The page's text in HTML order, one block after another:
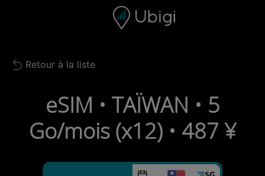
Barre de navigation Bas de page
Back to list
Retour à la liste
eSIM • TAÏWAN • 5
Go/mois (x12) • 487 ¥